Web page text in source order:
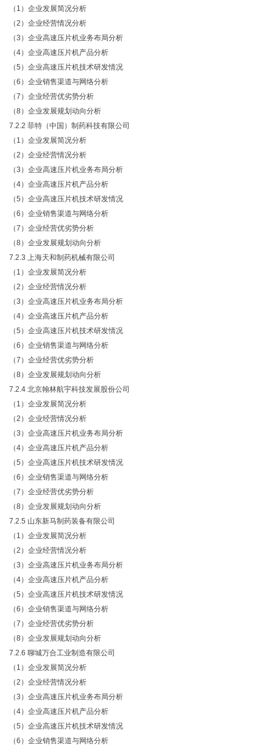
（ 1）企业发展简况分析
（2）企业经营情况分析
（3）企业高速压片机业务布局分析
（4）企业高速压片机产品分析
（5）企业高速压片机技术研发情况
（6）企业销售渠道与网络分析
（7）企业经营优劣势分析
（8）企业发展规划动向分析
7.2.2 菲特（中国）制药科技有限公司
（ 1）企业发展简况分析
（2）企业经营情况分析
（3）企业高速压片机业务布局分析
（4）企业高速压片机产品分析
（5）企业高速压片机技术研发情况
（6）企业销售渠道与网络分析
（7）企业经营优劣势分析
（8）企业发展规划动向分析
7.2.3 上海天和制药机械有限公司
（ 1）企业发展简况分析
（2）企业经营情况分析
（3）企业高速压片机业务布局分析
（4）企业高速压片机产品分析
（5）企业高速压片机技术研发情况
（6）企业销售渠道与网络分析
（7）企业经营优劣势分析
（8）企业发展规划动向分析
7.2.4 北京翰林航宇科技发展股份公司
（ 1）企业发展简况分析
（2）企业经营情况分析
（3）企业高速压片机业务布局分析
（4）企业高速压片机产品分析
（5）企业高速压片机技术研发情况
（6）企业销售渠道与网络分析
（7）企业经营优劣势分析
（8）企业发展规划动向分析
7.2.5 山东新马制药装备有限公司
（ 1）企业发展简况分析
（2）企业经营情况分析
（3）企业高速压片机业务布局分析
（4）企业高速压片机产品分析
（5）企业高速压片机技术研发情况
（6）企业销售渠道与网络分析
（7）企业经营优劣势分析
（8）企业发展规划动向分析
7.2.6 聊城万合工业制造有限公司
（ 1）企业发展简况分析
（2）企业经营情况分析
（3）企业高速压片机业务布局分析
（4）企业高速压片机产品分析
（5）企业高速压片机技术研发情况
（6）企业销售渠道与网络分析